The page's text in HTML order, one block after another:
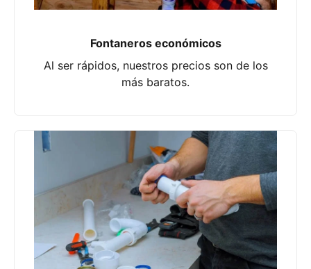
Fontaneros económicos
Al ser rápidos, nuestros precios son de los
más baratos.